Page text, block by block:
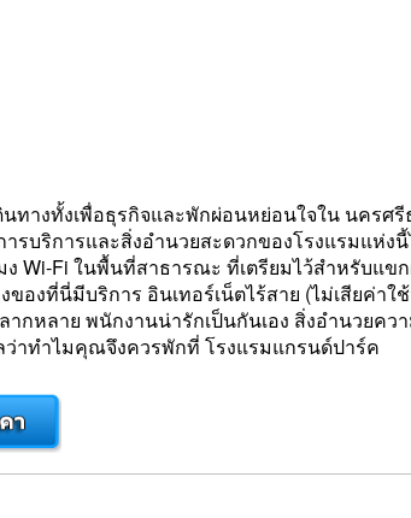
ทั้งเพื่อธุรกิจและพักผ่อนหย่อนใจใน นครศรีธ
บริการและสิ่งอำนวยสะดวกของโรงแรมแห่ง
Wi-Fi ในพื้นที่สาธารณะ ที่เตรียมไว้สำหรับแข
องที่นี่มีบริการ อินเทอร์เน็ตไร้สาย (ไม่เสียค่า
กหลาย พนักงานน่ารักเป็นกันเอง สิ่งอำนวยค
าทำไมคุณจึงควรพักที่ โรงแรมแกรนด์ปาร์ค